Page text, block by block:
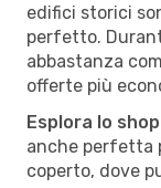
edifici storici
perfetto.
abbastanza
offerte più
Esplora lo
anche perfetta
coperto, dove